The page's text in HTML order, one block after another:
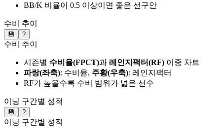
BB/K 비율이 0.5 이상이면 좋은 선구안
수비 추이
💾 ?
수비 추이
시즌별 수비율(FPCT)과 레인지팩터(RF) 이중 차트
파랑(좌축): 수비율, 주황(우축): 레인지팩터
RF가 높을수록 수비 범위가 넓은 선수
이닝 구간별 성적
💾 ?
이닝 구간별 성적